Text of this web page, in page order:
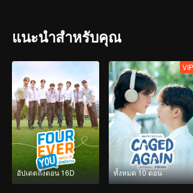
แนะนำสำหรับคุณ
อัปเดตถึงตอน 16D ทั้งหมด 10 ตอน
VIP